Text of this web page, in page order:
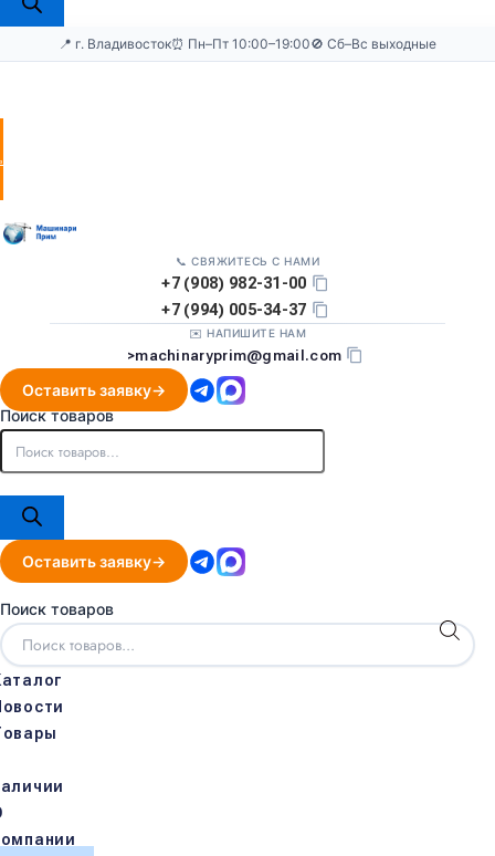
📍 г. Владивосток⏰ Пн–Пт 10:00–19:00🚫 Сб–Вс выходные
заявку
📞 СВЯЖИТЕСЬ С НАМИ
+7 (908) 982-31-00
+7 (994) 005-34-37
✉️ НАПИШИТЕ НАМ
>machinaryprim@gmail.com
Оставить заявку
Поиск товаров
Оставить заявку
Поиск товаров